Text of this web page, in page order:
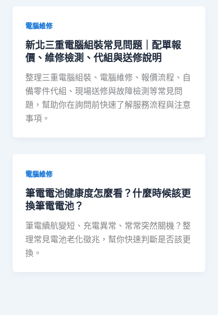
電腦維修
新北三重電腦組裝常見問題｜配單報
價、維修檢測、代組與送修說明
整理三重電腦組裝、電腦維修、報價流程、自
備零件代組、現場送修與故障檢測等常見問
題，幫助你在詢問前快速了解服務流程與注意
事項。
電腦維修
筆電電池健康度怎麼看？什麼時候該更
換筆電電池？
筆電續航變短、充電異常、常常突然關機？整
理常見電池老化徵兆，幫你快速判斷是否該更
換。